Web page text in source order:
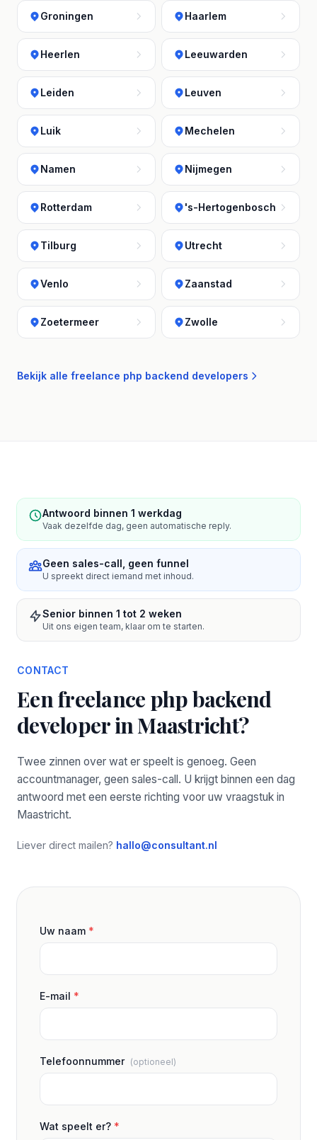
Groningen Haarlem
Heerlen Leeuwarden
Leiden Leuven
Luik Mechelen
Namen Nijmegen
Rotterdam 's-Hertogenbosch
Tilburg Utrecht
Venlo Zaanstad
Zoetermeer Zwolle
Bekijk alle freelance php backend developers
Antwoord binnen 1 werkdag
Vaak dezelfde dag, geen automatische reply.
Geen sales-call, geen funnel
U spreekt direct iemand met inhoud.
Senior binnen 1 tot 2 weken
Uit ons eigen team, klaar om te starten.
CONTACT
Een freelance php backend
developer in Maastricht?
Twee zinnen over wat er speelt is genoeg. Geen
accountmanager, geen sales-call. U krijgt binnen een dag
antwoord met een eerste richting voor uw vraagstuk in
Maastricht.
Liever direct mailen? hallo@consultant.nl
Uw naam *
E-mail *
Telefoonnummer (optioneel)
Wat speelt er? *